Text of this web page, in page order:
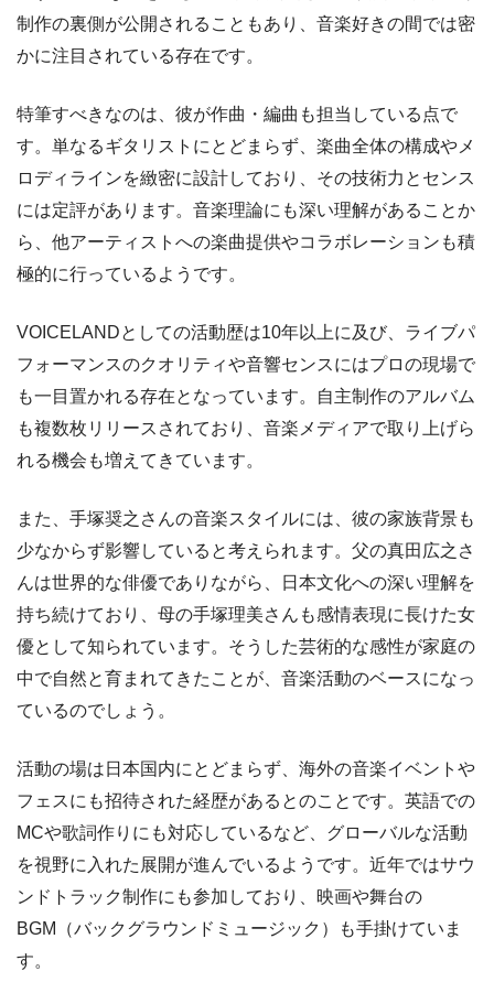
制作の裏側が公開されることもあり、音楽好きの間では密
かに注目されている存在です。
特筆すべきなのは、彼が作曲・編曲も担当している点で
す。単なるギタリストにとどまらず、楽曲全体の構成やメ
ロディラインを緻密に設計しており、その技術力とセンス
には定評があります。音楽理論にも深い理解があることか
ら、他アーティストへの楽曲提供やコラボレーションも積
極的に行っているようです。
VOICELANDとしての活動歴は10年以上に及び、ライブパ
フォーマンスのクオリティや音響センスにはプロの現場で
も一目置かれる存在となっています。自主制作のアルバム
も複数枚リリースされており、音楽メディアで取り上げら
れる機会も増えてきています。
また、手塚奨之さんの音楽スタイルには、彼の家族背景も
少なからず影響していると考えられます。父の真田広之さ
んは世界的な俳優でありながら、日本文化への深い理解を
持ち続けており、母の手塚理美さんも感情表現に長けた女
優として知られています。そうした芸術的な感性が家庭の
中で自然と育まれてきたことが、音楽活動のベースになっ
ているのでしょう。
活動の場は日本国内にとどまらず、海外の音楽イベントや
フェスにも招待された経歴があるとのことです。英語での
MCや歌詞作りにも対応しているなど、グローバルな活動
を視野に入れた展開が進んでいるようです。近年ではサウ
ンドトラック制作にも参加しており、映画や舞台の
BGM（バックグラウンドミュージック）も手掛けていま
す。